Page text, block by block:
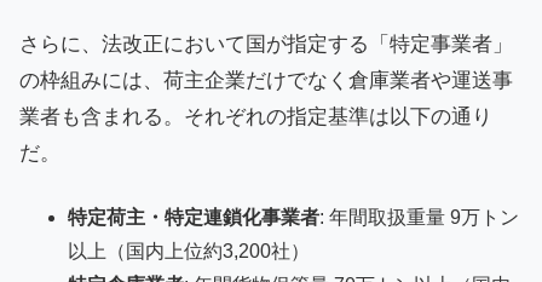
さらに、法改正において国が指定する「特定事業者」
の枠組みには、荷主企業だけでなく倉庫業者や運送事
業者も含まれる。それぞれの指定基準は以下の通り
だ。
特定荷主・特定連鎖化事業者: 年間取扱重量 9万トン
以上（国内上位約3,200社）